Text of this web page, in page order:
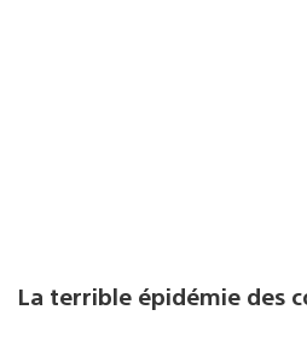
La terrible épidémie des